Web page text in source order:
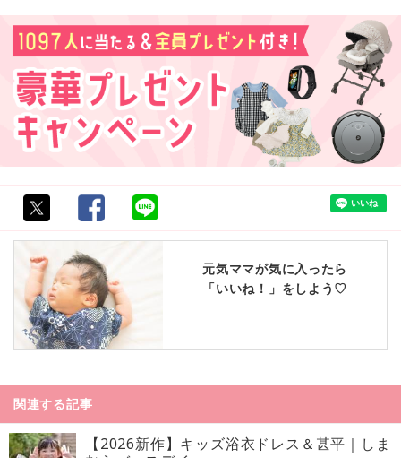
元気ママが気に入ったら
「いいね！」をしよう♡
関連する記事
【2026新作】キッズ浴衣ドレス＆甚平｜しま